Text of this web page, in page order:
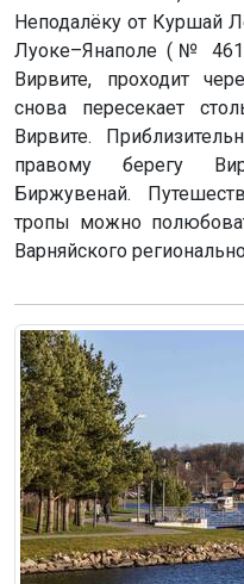
Неподалёку от Куршай
Луоке–Янаполе (№
Вирвите, проходит
снова пересекает
Вирвите.
правому берегу
Биржувенай.
тропы можно
Варняйского